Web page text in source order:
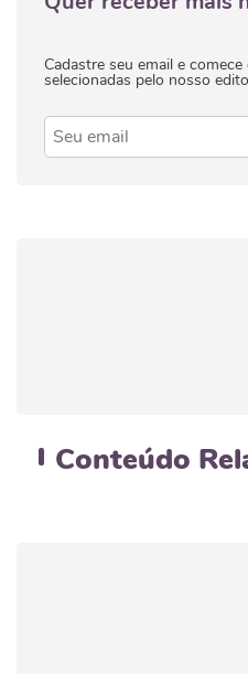
Cadastre seu email e
selecionadas pelo nosso
Conteúdo